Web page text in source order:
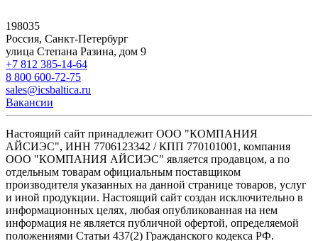
198035
Россия, Санкт-Петербург
улица Степана Разина, дом 9
+7 812 385-14-64
8 800 600-72-75
sales@icsbaltica.ru
Вакансии
Настоящий сайт принадлежит ООО "КОМПАНИЯ
АЙСИЭС", ИНН 7706123342 / КПП 770101001, компания
ООО "КОМПАНИЯ АЙСИЭС" является продавцом, а по
отдельным товарам официальным поставщиком
производителя указанных на данной странице товаров, услуг
и иной продукции. Настоящий сайт создан исключительно в
информационных целях, любая опубликованная на нем
информация не является публичной офертой, определяемой
положениями Статьи 437(2) Гражданского кодекса РФ.